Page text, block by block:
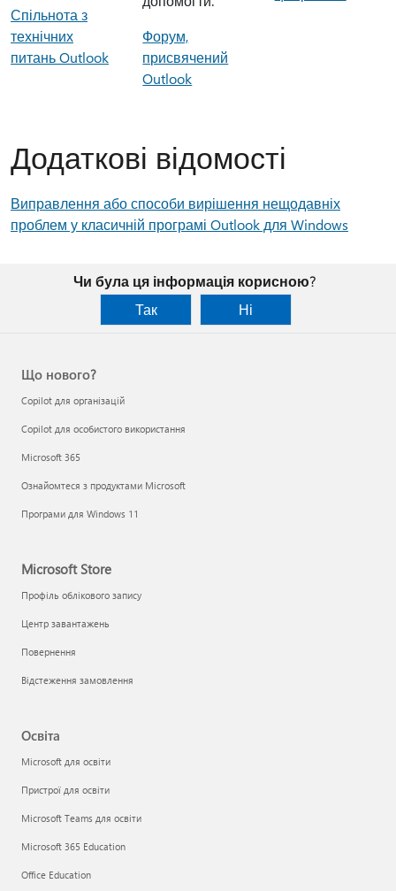
Спільнота з
технічних
питань Outlook
Форум,
присвячений
Outlook
Додаткові відомості
Виправлення або способи вирішення нещодавніх
проблем у класичній програмі Outlook для Windows
Чи була ця інформація корисною?
Так
Ні
Що нового?
Copilot для організацій
Copilot для особистого використання
Microsoft 365
Ознайомтеся з продуктами Microsoft
Програми для Windows 11
Microsoft Store
Профіль облікового запису
Центр завантажень
Повернення
Відстеження замовлення
Освіта
Microsoft для освіти
Пристрої для освіти
Microsoft Teams для освіти
Microsoft 365 Education
Office Education